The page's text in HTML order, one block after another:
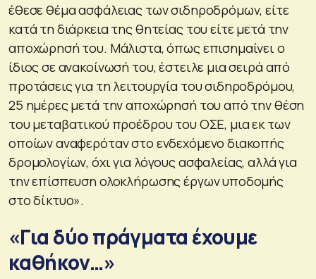
έθεσε θέμα ασφάλειας των σιδηροδρόμων, είτε
κατά τη διάρκεια της θητείας του είτε μετά την
αποχώρησή του. Μάλιστα, όπως επισημαίνει ο
ίδιος σε ανακοίνωσή του, έστειλε μια σειρά από
προτάσεις για τη λειτουργία του σιδηροδρόμου,
25 ημέρες μετά την αποχώρησή του από την θέση
του μεταβατικού προέδρου του ΟΣΕ, μια εκ των
οποίων αναφερόταν στο ενδεχόμενο διακοπής
δρομολογίων, όχι για λόγους ασφαλείας, αλλά για
την επίσπευση ολοκλήρωσης έργων υποδομής
στο δίκτυο».
«Για δύο πράγματα έχουμε
καθήκον…»